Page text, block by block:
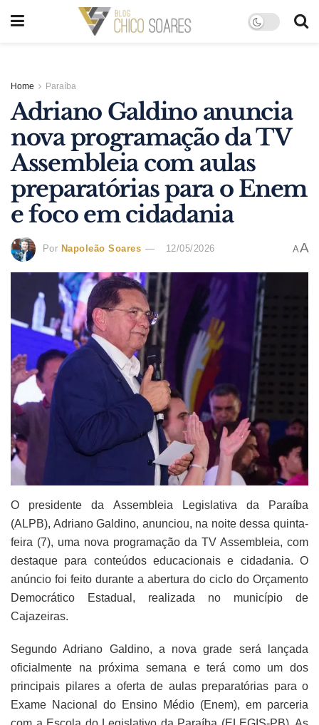
Home Paraíba
Adriano Galdino anuncia
nova programação da TV
Assembleia com aulas
preparatórias para o Enem
e foco em cidadania
Por Napoleão Soares 12/05/2026 AA
O presidente da Assembleia Legislativa da Paraíba
(ALPB), Adriano Galdino, anunciou, na noite dessa quinta-
feira (7), uma nova programação da TV Assembleia, com
destaque para conteúdos educacionais e cidadania. O
anúncio foi feito durante a abertura do ciclo do Orçamento
Democrático Estadual, realizada no município de
Cajazeiras.
Segundo Adriano Galdino, a nova grade será lançada
oficialmente na próxima semana e terá como um dos
principais pilares a oferta de aulas preparatórias para o
Exame Nacional do Ensino Médio (Enem), em parceria